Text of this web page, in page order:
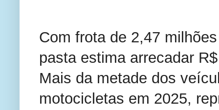
Com frota de 2,47
pasta estima arrecadar
Mais da metade dos
motocicletas em 2025,